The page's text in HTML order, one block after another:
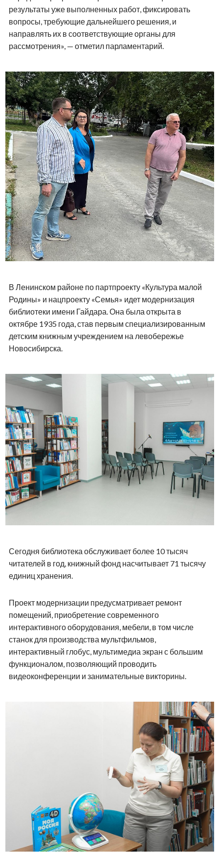
результаты уже выполненных работ, фиксировать
вопросы, требующие дальнейшего решения, и
направлять их в соответствующие органы для
рассмотрения», — отметил парламентарий.
В Ленинском районе по партпроекту «Культура малой
Родины» и нацпроекту «Семья» идет модернизация
библиотеки имени Гайдара. Она была открыта в
октябре 1935 года, став первым специализированным
детским книжным учреждением на левобережье
Новосибирска.
Сегодня библиотека обслуживает более 10 тысяч
читателей в год, книжный фонд насчитывает 71 тысячу
единиц хранения.
Проект модернизации предусматривает ремонт
помещений, приобретение современного
интерактивного оборудования, мебели, в том числе
станок для производства мультфильмов,
интерактивный глобус, мультимедиа экран с большим
функционалом, позволяющий проводить
видеоконференции и занимательные викторины.